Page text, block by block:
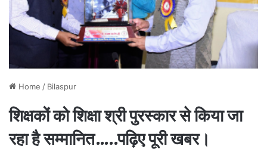
Home / Bilaspur
शिक्षकों को शिक्षा श्री पुरस्कार से किया जा
रहा है सम्मानित…..पढ़िए पूरी खबर।